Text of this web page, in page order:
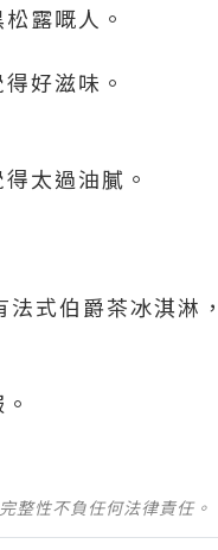
露嘅人。
好滋味。
太過油膩。
式伯爵茶冰淇淋，
整性不負任何法律責任。